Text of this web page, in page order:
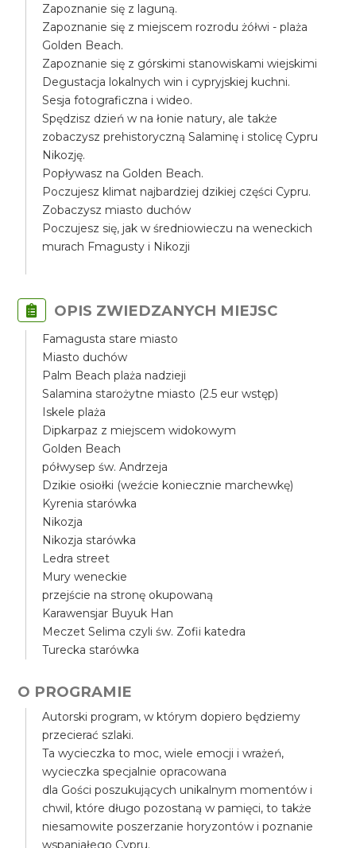
Zapoznanie się z laguną.
Zapoznanie się z miejscem rozrodu żółwi - plaża
Golden Beach.
Zapoznanie się z górskimi stanowiskami wiejskimi
Degustacja lokalnych win i cypryjskiej kuchni.
Sesja fotograficzna i wideo.
Spędzisz dzień w na łonie natury, ale także
zobaczysz prehistoryczną Salaminę i stolicę Cypru
Nikozję.
Popływasz na Golden Beach.
Poczujesz klimat najbardziej dzikiej części Cypru.
Zobaczysz miasto duchów
Poczujesz się, jak w średniowieczu na weneckich
murach Fmagusty i Nikozji
OPIS ZWIEDZANYCH MIEJSC
Famagusta stare miasto
Miasto duchów
Palm Beach plaża nadzieji
Salamina starożytne miasto (2.5 eur wstęp)
Iskele plaża
Dipkarpaz z miejscem widokowym
Golden Beach
półwysep św. Andrzeja
Dzikie osiołki (weźcie koniecznie marchewkę)
Kyrenia starówka
Nikozja
Nikozja starówka
Ledra street
Mury weneckie
przejście na stronę okupowaną
Karawensjar Buyuk Han
Meczet Selima czyli św. Zofii katedra
Turecka starówka
O PROGRAMIE
Autorski program, w którym dopiero będziemy
przecierać szlaki.
Ta wycieczka to moc, wiele emocji i wrażeń,
wycieczka specjalnie opracowana
dla Gości poszukujących unikalnym momentów i
chwil, które długo pozostaną w pamięci, to także
niesamowite poszerzanie horyzontów i poznanie
wspaniałego Cypru.